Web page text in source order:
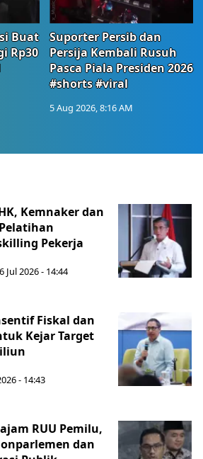
Buat
Rp30
Suporter Persib dan
Persija Kembali Rusuh
Pasca Piala Presiden 2026
#shorts #viral
5 Aug 2026, 8:16 AM
Kemnaker dan
Pekerja
Jul 2026 - 14:44
Fiskal dan
Kejar Target
- 14:43
RUU Pemilu,
dan